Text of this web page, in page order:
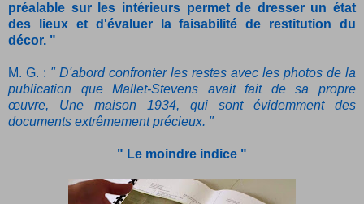
préalable sur les intérieurs permet de dresser un état
des lieux et d'évaluer la faisabilité de restitution du
décor. "
M. G. : " D'abord confronter les restes avec les photos de la
publication que Mallet-Stevens avait fait de sa propre
œuvre, Une maison 1934, qui sont évidemment des
documents extrêmement précieux. "
" Le moindre indice "